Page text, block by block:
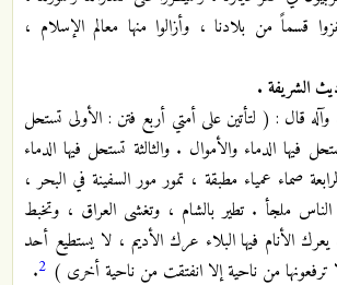
قسماً من بلادنا ، وأزالوا منها معالم الإسلام ،
الشريفة .
وآله قال : ( لتأتين على أمتي أربع فتن : الأولى تستحل
فيها الدماء والأموال . والثالثة تستحل فيها الدماء
صماء عمياء مطبقة ، تمور مور السفينة في البحر ،
ملجأ . تطير بالشام ، وتغشى العراق ، وتخبط
الأنام فيها البلاء عرك الأديم ، لا يستطيع أحد
ترفعونها من ناحية إلا انفتقت من ناحية أخرى ) 2
.